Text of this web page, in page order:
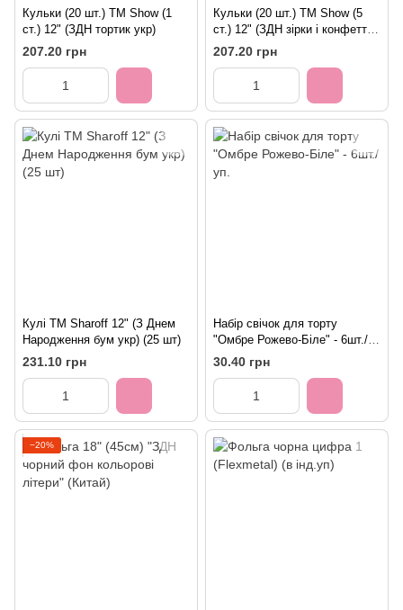
Кульки (20 шт.) ТМ Show (1
ст.) 12" (ЗДН тортик укр)
207.20 грн
Кульки (20 шт.) ТМ Show (5
ст.) 12" (ЗДН зірки і конфетті
укр)
207.20 грн
Кулі ТМ Sharoff 12" (З Днем
Народження бум укр) (25 шт)
231.10 грн
Набір свічок для торту
"Омбре Рожево-Біле" - 6шт./
уп.
30.40 грн
−20%